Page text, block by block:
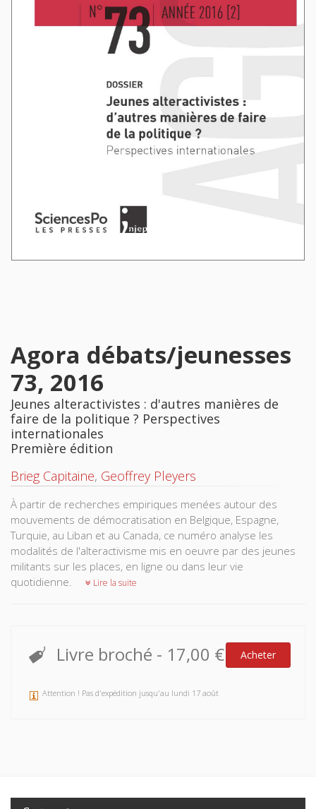
Agora débats/jeunesses
73, 2016
Jeunes alteractivistes : d'autres manières de
faire de la politique ? Perspectives
internationales
Première édition
Brieg Capitaine, Geoffrey Pleyers
À partir de recherches empiriques menées autour des
mouvements de démocratisation en Belgique, Espagne,
Turquie, au Liban et au Canada, ce numéro analyse les
modalités de l'alteractivisme mis en oeuvre par des jeunes
militants sur les places, en ligne ou dans leur vie
quotidienne.
Lire la suite
Livre broché - 17,00 € Acheter
Attention ! Pas d'expédition jusqu'au lundi 17 août